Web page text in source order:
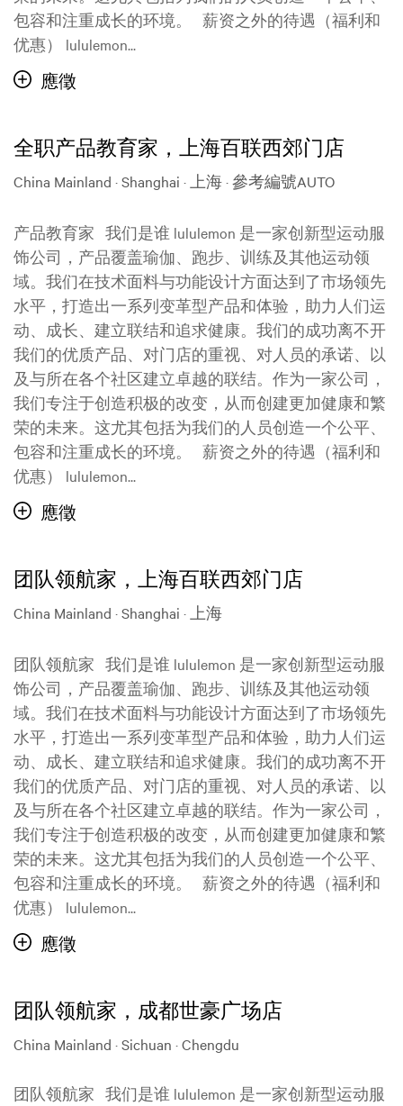
包容和注重成长的环境。 薪资之外的待遇（福利和
优惠） lululemon...
應徵
全职产品教育家，上海百联西郊门店
China Mainland · Shanghai · 上海·參考編號AUTO
产品教育家 我们是谁 lululemon 是一家创新型运动服
饰公司，产品覆盖瑜伽、跑步、训练及其他运动领
域。我们在技术面料与功能设计方面达到了市场领先
水平，打造出一系列变革型产品和体验，助力人们运
动、成长、建立联结和追求健康。我们的成功离不开
我们的优质产品、对门店的重视、对人员的承诺、以
及与所在各个社区建立卓越的联结。作为一家公司，
我们专注于创造积极的改变，从而创建更加健康和繁
荣的未来。这尤其包括为我们的人员创造一个公平、
包容和注重成长的环境。 薪资之外的待遇（福利和
优惠） lululemon...
應徵
团队领航家，上海百联西郊门店
China Mainland · Shanghai · 上海
团队领航家 我们是谁 lululemon 是一家创新型运动服
饰公司，产品覆盖瑜伽、跑步、训练及其他运动领
域。我们在技术面料与功能设计方面达到了市场领先
水平，打造出一系列变革型产品和体验，助力人们运
动、成长、建立联结和追求健康。我们的成功离不开
我们的优质产品、对门店的重视、对人员的承诺、以
及与所在各个社区建立卓越的联结。作为一家公司，
我们专注于创造积极的改变，从而创建更加健康和繁
荣的未来。这尤其包括为我们的人员创造一个公平、
包容和注重成长的环境。 薪资之外的待遇（福利和
优惠） lululemon...
應徵
团队领航家，成都世豪广场店
China Mainland · Sichuan · Chengdu
团队领航家 我们是谁 lululemon 是一家创新型运动服